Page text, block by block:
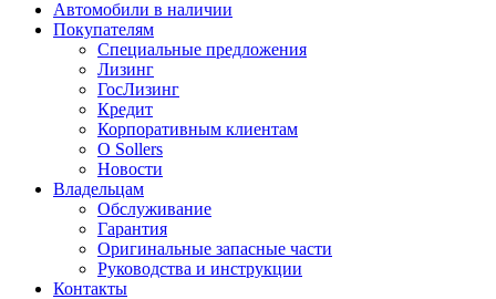
Автомобили в наличии
Покупателям
Специальные предложения
Лизинг
ГосЛизинг
Кредит
Корпоративным клиентам
О Sollers
Новости
Владельцам
Обслуживание
Гарантия
Оригинальные запасные части
Руководства и инструкции
Контакты